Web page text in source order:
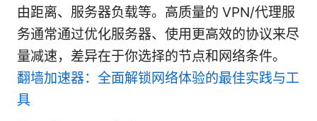
由距离、服务器负载等。高质量的 VPN/代理服
务通常通过优化服务器、使用更高效的协议来尽
量减速，差异在于你选择的节点和网络条件。
翻墙加速器：全面解锁网络体验的最佳实践与工
具